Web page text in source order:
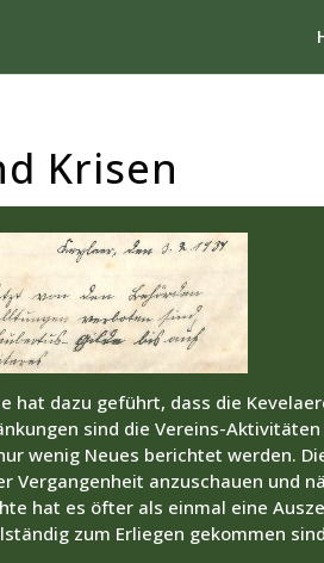
Krisen
hat dazu geführt, dass die
sind die Vereins-
wenig Neues berichtet werden.
Vergangenheit anzuschauen und
hat es öfter als einmal eine
zum Erliegen gekommen